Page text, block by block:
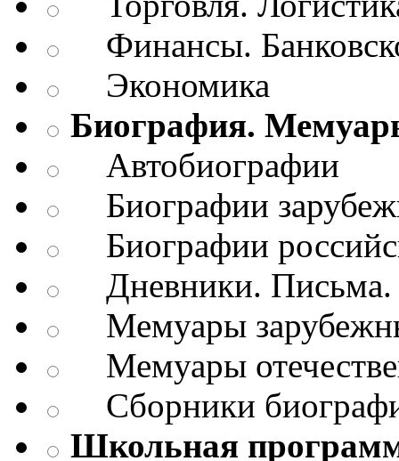
Финансы.
Экономика
Биография.
Автобиографии
Биографии
Биографии
Дневники. Письма.
Мемуары
Мемуары
Сборники
Школьная